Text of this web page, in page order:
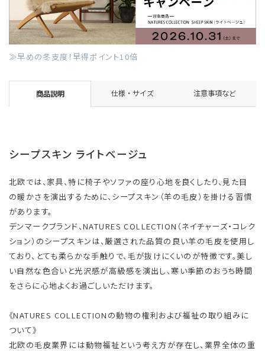
≫早めの冬支度！早得ポイント10倍
商品説明 仕様・サイズ 注意事項など
シープスキン ライトベージュ
北欧では、家具、特に椅子やソファの座り心地を良くしたり、見た目
の暖かさを演出するために、シープスキン（羊の毛皮）を掛ける習慣
があります。
デンマークブランド、NATURES COLLECTION（ネイチャーズ・コレク
ション）のシープスキンは、厳選された品質の良い羊の毛皮を使用し
ており、とても柔らかな手触りで、毛が抜けにくいのが特徴です。美し
い自然な色合いと光沢感が高級感を演出し、寒い季節のおうち時間
をさらに心地よくお過ごしいただけます。
《NATURES COLLECTIONの動物の権利および福祉の取り組みに
ついて》
北欧の毛皮業界には動物福祉という考え方が存在し、業界全体の重